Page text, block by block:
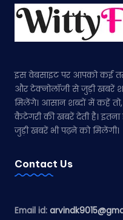
इस वेबसाइट पर आपको कई
और टेक्नोलॉजी से जुड़ी खबरें
मिलेंगे। आसान शब्दों में कहें
कैटेगरी की खबरें देती है।
जुड़ी खबरें भी पढ़ने को मिलेंगी।
Contact Us
Email id: